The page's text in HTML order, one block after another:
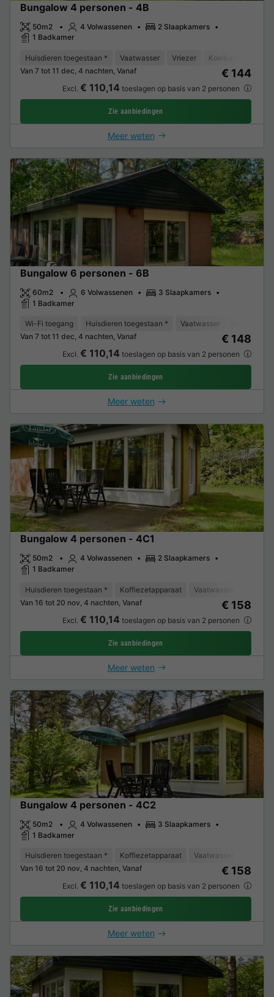
Bungalow 4 personen - 4B
50m2 4 Volwassenen
2 Slaapkamers
1 Badkamer
Huisdieren toegestaan * Vaatwasser Vriezer Koelkast
Van 7 tot 11 dec, 4 nachten, Vanaf
€ 144
Excl. € 110,14 toeslagen op basis van 2 personen
Zie aanbiedingen
Meer weten
Bungalow 6 personen - 6B
60m2 6 Volwassenen
3 Slaapkamers
1 Badkamer
Wi-Fi toegang Huisdieren toegestaan * Vaatwasser
Van 7 tot 11 dec, 4 nachten, Vanaf
€ 148
Excl. € 110,14 toeslagen op basis van 2 personen
Zie aanbiedingen
Meer weten
Bungalow 4 personen - 4C1
50m2 4 Volwassenen
2 Slaapkamers
1 Badkamer
Huisdieren toegestaan * Koffiezetapparaat Vaatwasser
Van 16 tot 20 nov, 4 nachten, Vanaf
€ 158
Excl. € 110,14 toeslagen op basis van 2 personen
Zie aanbiedingen
Meer weten
Bungalow 4 personen - 4C2
50m2 4 Volwassenen
3 Slaapkamers
1 Badkamer
Huisdieren toegestaan * Koffiezetapparaat Vaatwasser
Van 16 tot 20 nov, 4 nachten, Vanaf
€ 158
Excl. € 110,14 toeslagen op basis van 2 personen
Zie aanbiedingen
Meer weten